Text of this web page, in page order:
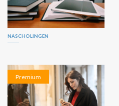
NASCHOLINGEN
Premium